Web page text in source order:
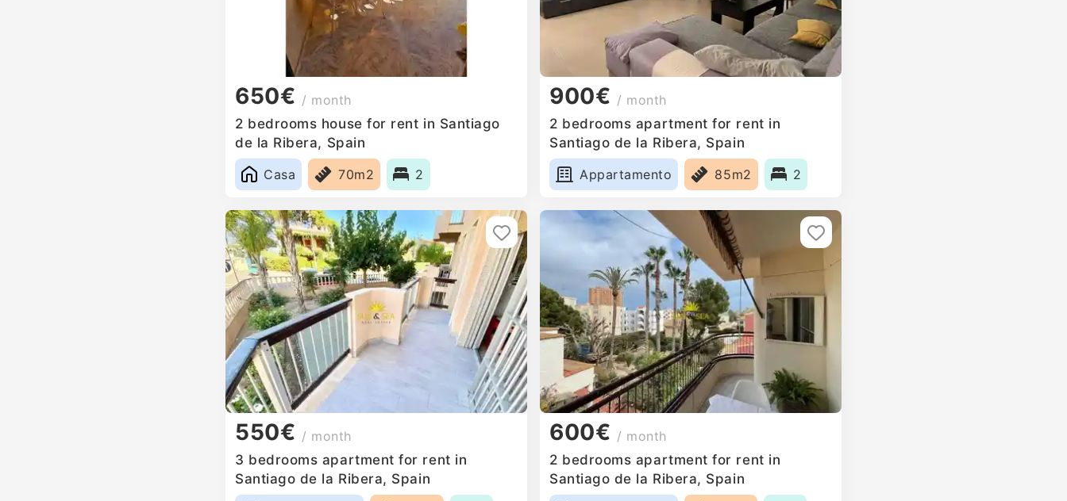
650€ / month
2 bedrooms house for rent in Santiago
de la Ribera, Spain
Casa
70m2 2
900€ / month
2 bedrooms apartment for rent in
Santiago de la Ribera, Spain
Appartamento
85m2 2
550€ / month
3 bedrooms apartment for rent in
Santiago de la Ribera, Spain
600€ / month
2 bedrooms apartment for rent in
Santiago de la Ribera, Spain